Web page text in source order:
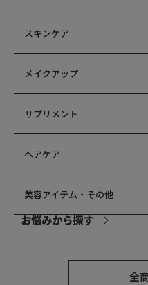
スキンケア
メイクアップ
サプリメント
ヘアケア
美容アイテム・その他
お悩みから探す
全